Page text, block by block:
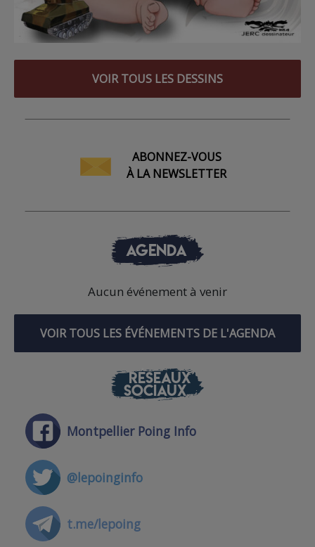
VOIR TOUS LES DESSINS
ABONNEZ-VOUS
À LA NEWSLETTER
AGENDA
Aucun événement à venir
VOIR TOUS LES ÉVÉNEMENTS DE L'AGENDA
RÉSEAUX
SOCIAUX
Montpellier Poing Info
@lepoinginfo
t.me/lepoing